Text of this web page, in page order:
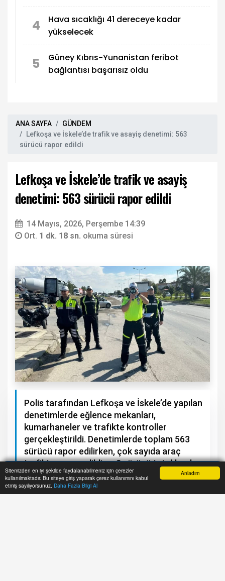
Anladım
Sitemizden en iyi şekilde faydalanabilmeniz için çerezler
kullanılmaktadır. Bu siteye giriş yaparak çerez kullanımını kabul
etmiş sayılıyorsunuz. Daha Fazla Bilgi Al
4
Hava sıcaklığı 41 dereceye kadar
yükselecek
5
Güney Kıbrıs-Yunanistan feribot
bağlantısı başarısız oldu
ANA SAYFA
GÜNDEM
Lefkoşa ve İskele’de trafik ve asayiş denetimi: 563
sürücü rapor edildi
Lefkoşa ve İskele’de trafik ve asayiş
denetimi: 563 sürücü rapor edildi
14 Mayıs, 2026, Perşembe 14:39
Ort. 1 dk. 18 sn. okuma süresi
Polis tarafından Lefkoşa ve İskele’de yapılan
denetimlerde eğlence mekanları,
kumarhaneler ve trafikte kontroller
gerçekleştirildi. Denetimlerde toplam 563
sürücü rapor edilirken, çok sayıda araç
trafikten men edildi ve 2 sürücü tutuklandı.
Anasayfa Yazarlar Haber Ara İhbar Hattı Menu